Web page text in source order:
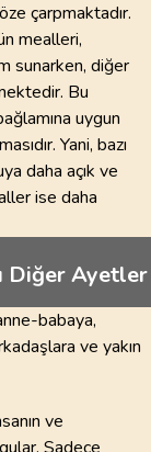
çarpmaktadır.
mealleri,
sunarken, diğer
Bu
uygun
Yani, bazı
daha açık ve
ise daha
Diğer Ayetler
babaya,
ve yakın
ve